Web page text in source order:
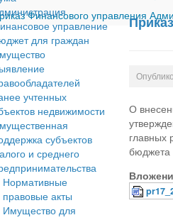
Финансового управления
управление
для граждан
учтенных
недвижимости
субъектов
и среднего
Нормативные
правовые акты
Имущество для
О
главных
бюджета